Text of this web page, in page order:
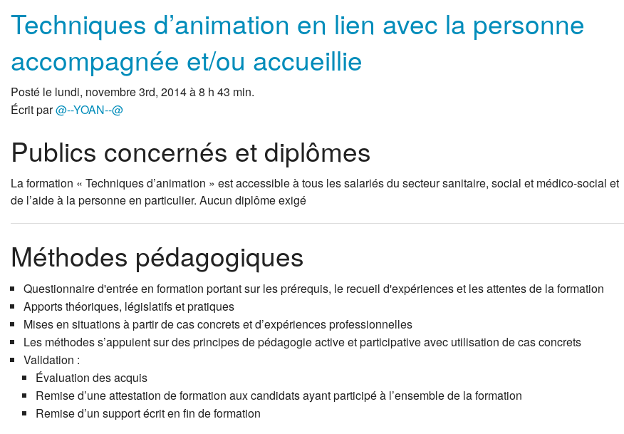
Techniques d’animation en lien avec la personne
accompagnée et/ou accueillie
Posté le lundi, novembre 3rd, 2014 à 8 h 43 min.
Écrit par@--YOAN--@
Publics concernés et diplômes
La formation « Techniques d’animation » est accessible à tous les salariés du secteur sanitaire, social et médico-social et
de l’aide à la personne en particulier. Aucun diplôme exigé
Méthodes pédagogiques
Questionnaire d'entrée en formation portant sur les prérequis, le recueil d'expériences et les attentes de la formation
Apports théoriques, législatifs et pratiques
Mises en situations à partir de cas concrets et d’expériences professionnelles
Les méthodes s’appuient sur des principes de pédagogie active et participative avec utilisation de cas concrets
Validation :
Évaluation des acquis
Remise d’une attestation de formation aux candidats ayant participé à l’ensemble de la formation
Remise d’un support écrit en fin de formation